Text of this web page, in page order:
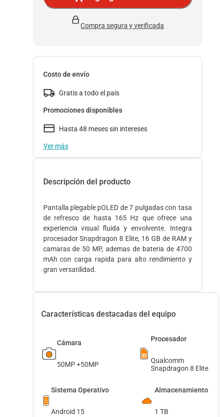
Compra segura y verificada
Costo de envío
Gratis a todo el país
Promociones disponibles
Hasta 48 meses sin intereses
Ver más
Descripción del producto
Pantalla plegable pOLED de 7 pulgadas con tasa
de refresco de hasta 165 Hz que ofrece una
experiencia visual fluida y envolvente. Integra
procesador Snapdragon 8 Elite, 16 GB de RAM y
camaras de 50 MP, ademas de bateria de 4700
mAh con carga rapida para alto rendimiento y
gran versatilidad.
Características destacadas del equipo
Cámara
50MP +50MP
Procesador
Qualcomm
Snapdragon 8 Elite
Sistema Operativo
Android 15
Almacenamiento
1 TB